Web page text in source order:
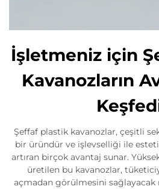
İşletmeniz için
Kavanozların
Şeffaf plastik kavanozlar, çeşitli
bir üründür ve işlevselliği ile
artıran birçok avantaj sunar.
üretilen bu kavanozlar,
açmadan görülmesini